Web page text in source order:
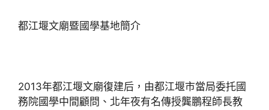
都江堰文廟暨國學基地簡介
2013年都江堰文廟復建后，由都江堰市當局委托國
務院國學中間顧問、北年夜有名傳授龔鵬程師長教